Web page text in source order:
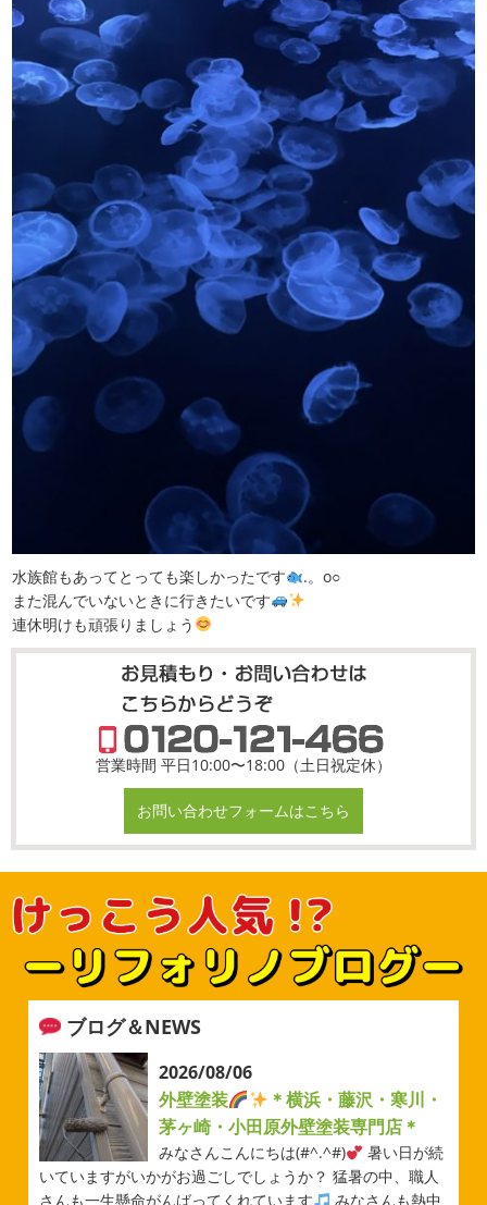
水族館もあってとっても楽しかったです
.。o○
また混んでいないときに行きたいです
連休明けも頑張りましょう
営業時間 平日10:00〜18:00（土日祝定休）
お問い合わせフォームはこちら
ブログ＆NEWS
2026/08/06
外壁塗装
＊横浜・藤沢・寒川・
茅ヶ崎・小田原外壁塗装専門店＊
みなさんこんにちは(#^.^#)
暑い日が続
いていますがいかがお過ごしでしょうか？ 猛暑の中、職人
さんも一生懸命がんばってくれています
みなさんも熱中